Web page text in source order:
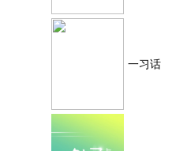
一习话